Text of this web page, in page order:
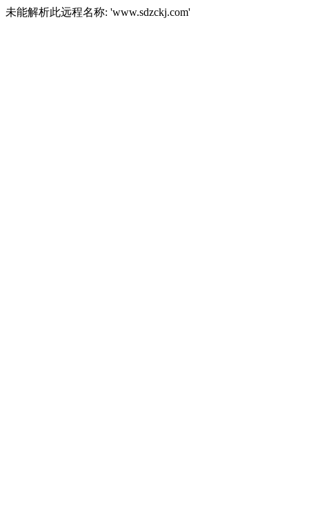
未能解析此远程名称: 'www.sdzckj.com'